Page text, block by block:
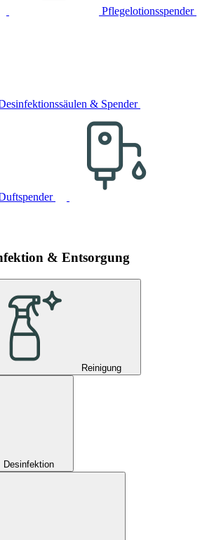
Pflegelotionsspender
& Spender
& Entsorgung
Reinigung
Desinfektion